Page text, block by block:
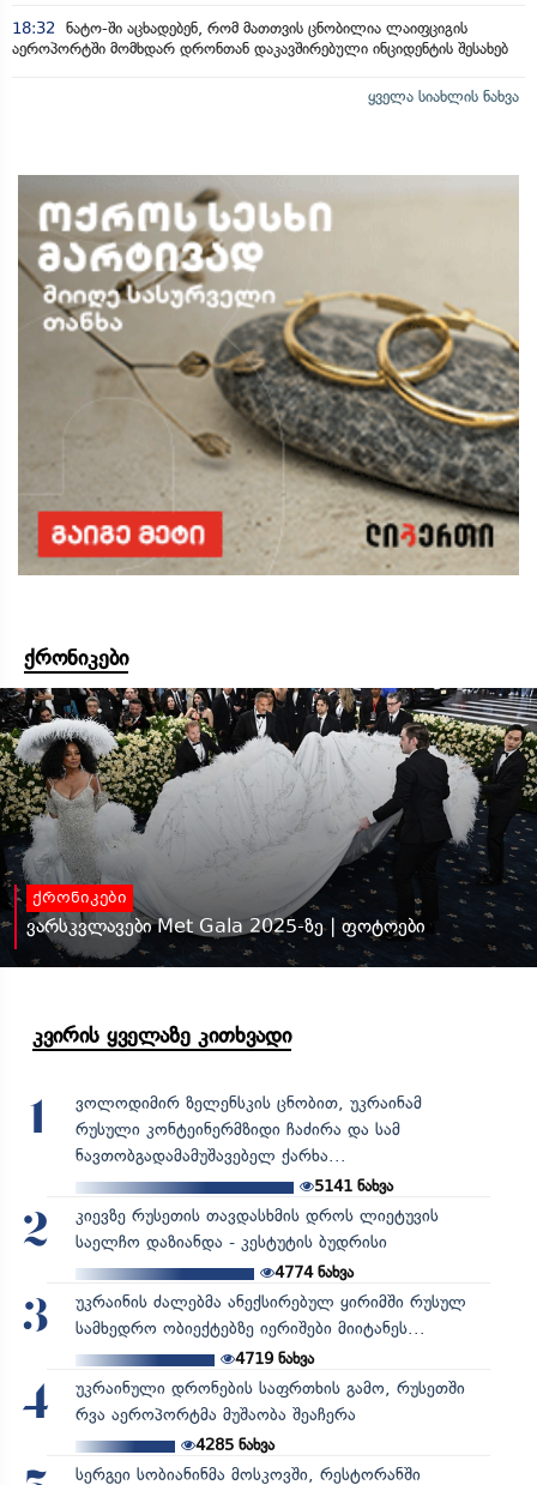
18:32
ნატო-ში აცხადებენ, რომ მათთვის ცნობილია ლაიფციგის
აეროპორტში მომხდარ დრონთან დაკავშირებული ინციდენტის შესახებ
ყველა სიახლის ნახვა
ქრონიკები
ქრონიკები
ვარსკვლავები Met Gala 2025-ზე | ფოტოები
კვირის ყველაზე კითხვადი
1
ვოლოდიმირ ზელენსკის ცნობით, უკრაინამ
რუსული კონტეინერმზიდი ჩაძირა და სამ
ნავთობგადამამუშავებელ ქარხა...
5141 ნახვა
2
კიევზე რუსეთის თავდასხმის დროს ლიეტუვის
საელჩო დაზიანდა - კესტუტის ბუდრისი
4774ნახვა
3
უკრაინის ძალებმა ანექსირებულ ყირიმში რუსულ
სამხედრო ობიექტებზე იერიშები მიიტანეს...
4719ნახვა
4
უკრაინული დრონების საფრთხის გამო, რუსეთში
რვა აეროპორტმა მუშაობა შეაჩერა
4285ნახვა
სერგეი სობიანინმა მოსკოვში, რესტორანში